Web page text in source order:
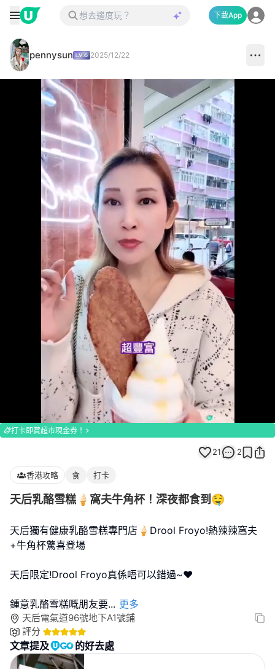
下載App
pennysun 2025/12/22
100.00%
打卡即賞超市現金券！
21 2
香港攻略 食 打卡
天后乳酪雪糕🍦窩夫牛角杯！深夜都食到🤤
天后獨有健康乳酪雪糕專門店🍦Drool Froyo!熱辣辣窩夫
+牛角杯驚喜登場
天后限定!Drool Froyo真係唔可以錯過~❤️
鍾意乳酪雪糕嘅朋友要... 更多
天后電氣道96號地下A1號鋪
評分
文章提及 的好去處